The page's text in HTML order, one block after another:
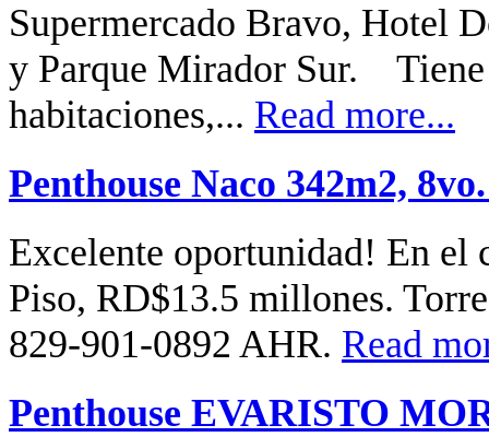
Supermercado Bravo, Hotel
y Parque Mirador Sur.
habitaciones,... Read more...
Penthouse Naco 342m2,
Excelente oportunidad! En el
Piso, RD$13.5 millones.
829-901-0892 AHR. Read
Penthouse EVARISTO